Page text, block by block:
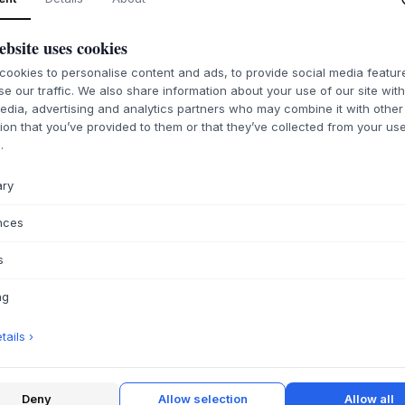
C to USB-C (EU)
BLACK
DÉLAI DE LIVRAISON
Cable 1 - USB-C to USB-C
GOTLAND GREY
20 €
C to USB-C (EU) Cable 1 - USB-C to USB-C
uses cookies
to personalise content and ads, to provide social media
our traffic. We also share information about your use of our site
advertising and analytics partners who may combine it with other
that you’ve provided to them or that they’ve collected from your
›
Deny Allow selection Allow all